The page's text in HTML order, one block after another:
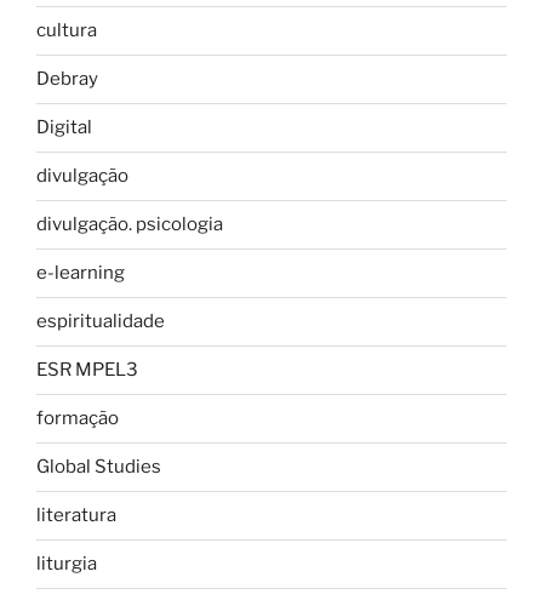
cultura
Debray
Digital
divulgação
divulgação. psicologia
e-learning
espiritualidade
ESR MPEL3
formação
Global Studies
literatura
liturgia